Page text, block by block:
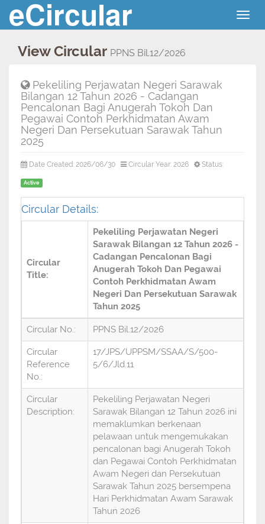
eCircular
View Circular PPNS Bil.12/2026
Pekeliling Perjawatan Negeri Sarawak
Bilangan 12 Tahun 2026 - Cadangan
Pencalonan Bagi Anugerah Tokoh Dan
Pegawai Contoh Perkhidmatan Awam
Negeri Dan Persekutuan Sarawak Tahun
2025
Date Created: 2026/06/30 Circular Year: 2026 Status:
Active
Circular Details:
Circular
Title:
Pekeliling Perjawatan Negeri
Sarawak Bilangan 12 Tahun 2026 -
Cadangan Pencalonan Bagi
Anugerah Tokoh Dan Pegawai
Contoh Perkhidmatan Awam
Negeri Dan Persekutuan Sarawak
Tahun 2025
Circular No.: PPNS Bil.12/2026
Circular
Reference
No.:
17/JPS/UPPSM/SSAA/S/500-
5/6/Jld.11
Circular
Description:
Pekeliling Perjawatan Negeri
Sarawak Bilangan 12 Tahun 2026 ini
memaklumkan berkenaan
pelawaan untuk mengemukakan
pencalonan bagi Anugerah Tokoh
dan Pegawai Contoh Perkhidmatan
Awam Negeri dan Persekutuan
Sarawak Tahun 2025 bersempena
Hari Perkhidmatan Awam Sarawak
Tahun 2026